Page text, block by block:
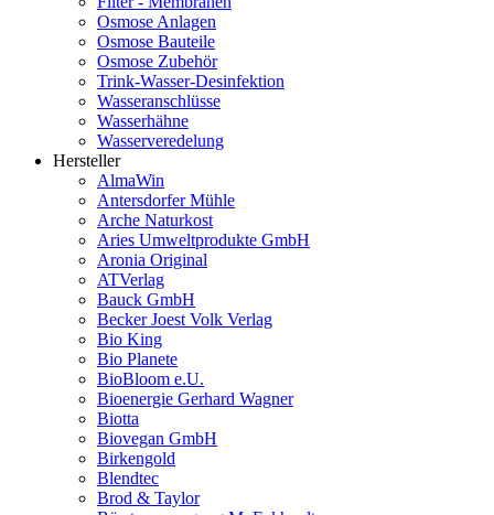
Osmose Anlagen
Osmose Bauteile
Osmose Zubehör
Trink-Wasser-Desinfektion
Wasseranschlüsse
Wasserhähne
Wasserveredelung
Hersteller
AlmaWin
Antersdorfer Mühle
Arche Naturkost
Aries Umweltprodukte GmbH
Aronia Original
ATVerlag
Bauck GmbH
Becker Joest Volk Verlag
Bio King
Bio Planete
BioBloom e.U.
Bioenergie Gerhard Wagner
Biotta
Biovegan GmbH
Birkengold
Blendtec
Brod & Taylor